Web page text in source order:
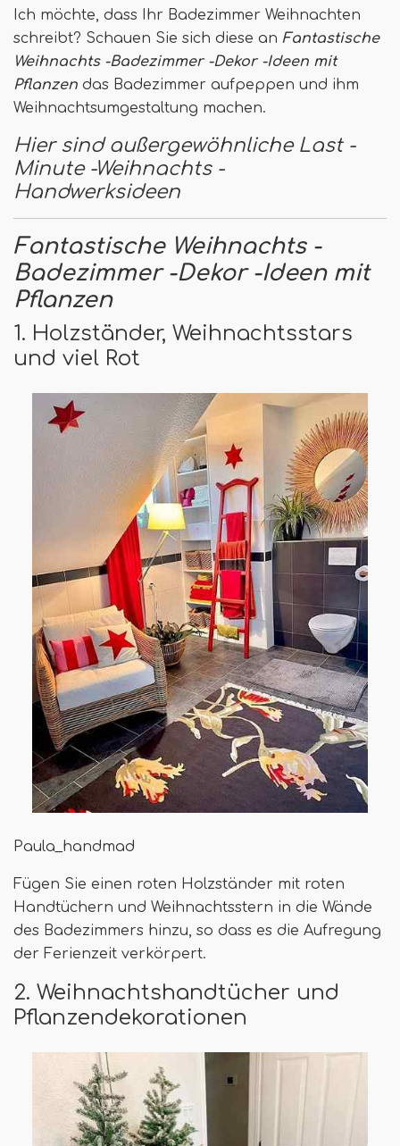
Ich möchte, dass Ihr Badezimmer Weihnachten
schreibt? Schauen Sie sich diese an Fantastische
Weihnachts -Badezimmer -Dekor -Ideen mit
Pflanzen das Badezimmer aufpeppen und ihm
Weihnachtsumgestaltung machen.
Hier sind außergewöhnliche Last -
Minute -Weihnachts -
Handwerksideen
Fantastische Weihnachts -
Badezimmer -Dekor -Ideen mit
Pflanzen
1. Holzständer, Weihnachtsstars
und viel Rot
Paula_handmad
Fügen Sie einen roten Holzständer mit roten
Handtüchern und Weihnachtsstern in die Wände
des Badezimmers hinzu, so dass es die Aufregung
der Ferienzeit verkörpert.
2. Weihnachtshandtücher und
Pflanzendekorationen